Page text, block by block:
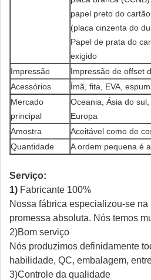
papel preto do
(placa cinzenta do
Papel de prata do
exigido
Impressão
Impressão de offset
Acessórios
Ímã, fita, EVA,
Mercado
principal
Oceania, Ásia do
Europa
Amostra
Aceitável como de
Quantidade
A ordem pequena é
Serviço:
1) Fabricante 100%
Nossa fábrica especializou-se
promessa absoluta. Nós temos
2)Bom serviço
Nós produzimos definidamente
habilidade, QC, embalagem,
3)Controle da qualidade